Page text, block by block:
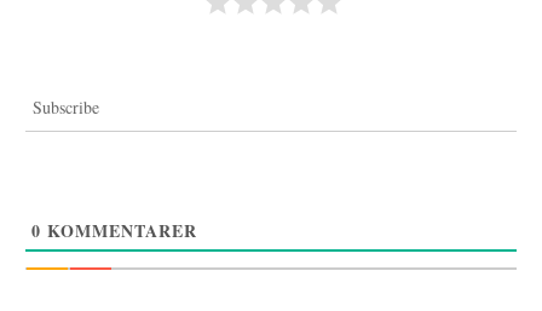
Subscribe
0 KOMMENTARER